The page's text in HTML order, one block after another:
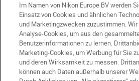
Im Namen von Nikon Europe BV werden
Einsatz von Cookies und ähnlichen
und Marketingzwecken zuzustimmen.
Analyse-Cookies, um aus den
Benutzerinformationen zu lernen.
Marketing-Cookies, um Werbung für Sie
und deren Wirksamkeit zu messen.
können auch Daten außerhalb unserer